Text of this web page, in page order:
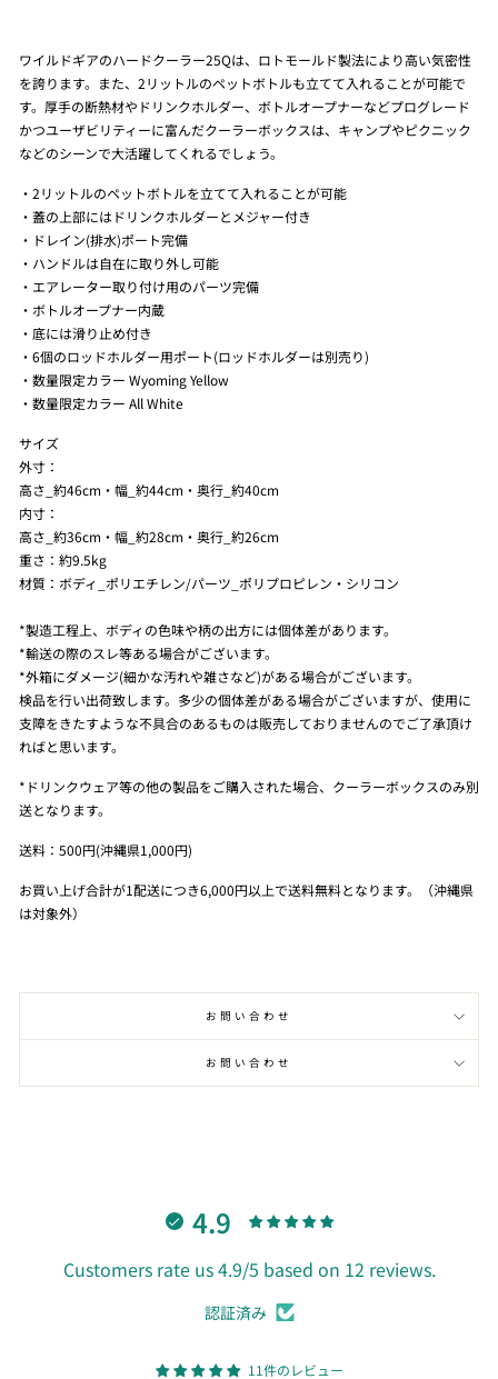
ワイルドギアのハードクーラー25Qは、ロトモールド製法により高い気密性
を誇ります。また、2リットルのペットボトルも立てて入れることが可能で
す。厚手の断熱材やドリンクホルダー、ボトルオープナーなどプログレード
かつユーザビリティーに富んだクーラーボックスは、キャンプやピクニック
などのシーンで大活躍してくれるでしょう。
・2リットルのペットボトルを立てて入れることが可能
・蓋の上部にはドリンクホルダーとメジャー付き
・ドレイン(排水)ポート完備
・ハンドルは自在に取り外し可能
・エアレーター取り付け用のパーツ完備
・ボトルオープナー内蔵
・底には滑り止め付き
・6個のロッドホルダー用ポート(ロッドホルダーは別売り)
・数量限定カラー Wyoming Yellow
・数量限定カラー All White
サイズ
外寸：
高さ_約46cm・幅_約44cm・奥行_約40cm
内寸：
高さ_約36cm・幅_約28cm・奥行_約26cm
重さ：約9.5kg
材質：ボディ_ポリエチレン/パーツ_ポリプロピレン・シリコン
*製造工程上、ボディの色味や柄の出方には個体差があります。
*輸送の際のスレ等ある場合がございます。
*外箱にダメージ(細かな汚れや雑さなど)がある場合がございます。
検品を行い出荷致します。多少の個体差がある場合がございますが、使用に
支障をきたすような不具合のあるものは販売しておりませんのでご了承頂け
ればと思います。
*ドリンクウェア等の他の製品をご購入された場合、クーラーボックスのみ別
送となります。
送料：500円(沖縄県1,000円)
お買い上げ合計が1配送につき6,000円以上で送料無料となります。（沖縄県
は対象外）
お問い合わせ
お問い合わせ
4.9
Customers rate us 4.9/5 based on 12 reviews.
認証済み
11件のレビュー